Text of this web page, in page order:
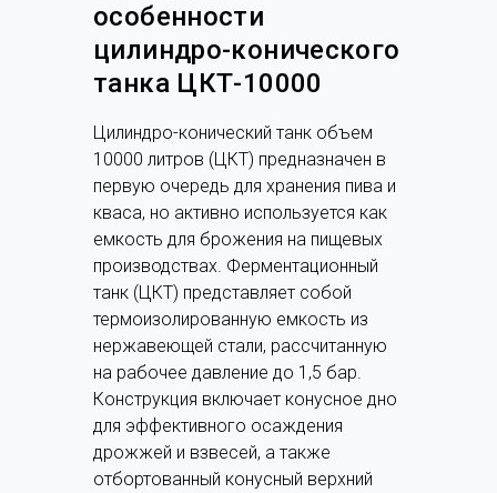
особенности
цилиндро-конического
танка ЦКТ-10000
Цилиндро-конический танк объем
10000 литров (ЦКТ) предназначен в
первую очередь для хранения пива и
кваса, но активно используется как
емкость для брожения на пищевых
производствах. Ферментационный
танк (ЦКТ) представляет собой
термоизолированную емкость из
нержавеющей стали, рассчитанную
на рабочее давление до 1,5 бар.
Конструкция включает конусное дно
для эффективного осаждения
дрожжей и взвесей, а также
отбортованный конусный верхний